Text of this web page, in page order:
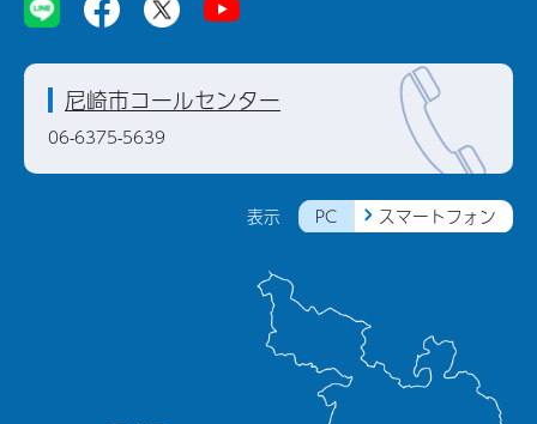
表示 PC スマートフォン
尼崎市コールセンター
06-6375-5639